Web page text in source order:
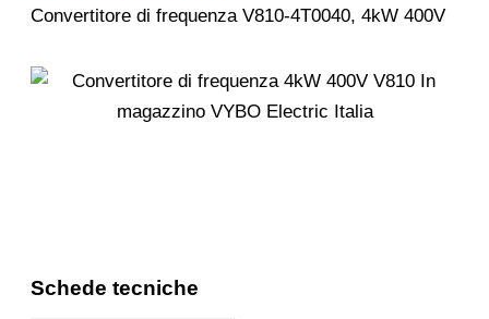
Convertitore di frequenza V810-4T0040, 4kW 400V
Schede tecniche